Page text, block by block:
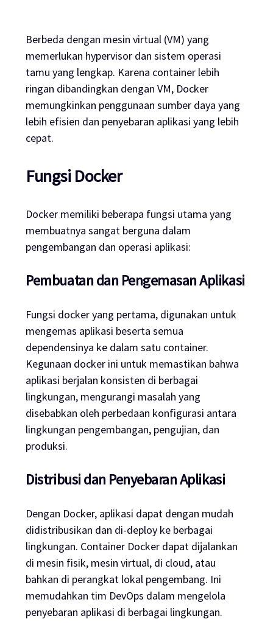
Berbeda dengan mesin virtual (VM) yang
memerlukan hypervisor dan sistem operasi
tamu yang lengkap. Karena container lebih
ringan dibandingkan dengan VM, Docker
memungkinkan penggunaan sumber daya yang
lebih efisien dan penyebaran aplikasi yang lebih
cepat.
Fungsi Docker
Docker memiliki beberapa fungsi utama yang
membuatnya sangat berguna dalam
pengembangan dan operasi aplikasi:
Pembuatan dan Pengemasan Aplikasi
Fungsi docker yang pertama, digunakan untuk
mengemas aplikasi beserta semua
dependensinya ke dalam satu container.
Kegunaan docker ini untuk memastikan bahwa
aplikasi berjalan konsisten di berbagai
lingkungan, mengurangi masalah yang
disebabkan oleh perbedaan konfigurasi antara
lingkungan pengembangan, pengujian, dan
produksi.
Distribusi dan Penyebaran Aplikasi
Dengan Docker, aplikasi dapat dengan mudah
didistribusikan dan di-deploy ke berbagai
lingkungan. Container Docker dapat dijalankan
di mesin fisik, mesin virtual, di cloud, atau
bahkan di perangkat lokal pengembang. Ini
memudahkan tim DevOps dalam mengelola
penyebaran aplikasi di berbagai lingkungan.